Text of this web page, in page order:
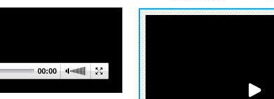
00:00